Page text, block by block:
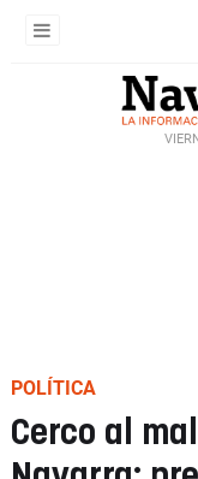
POLÍTICA
Cerco al